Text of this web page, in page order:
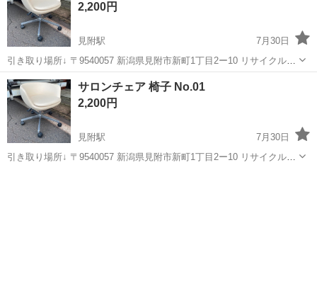
の通りいくつかダメージ...
2,200円
見附駅
7月30日
引き取り場所↓ 〒9540057 新潟県見附市新町1丁目2ー10 リサイクルシ
ョップみつけた！ ※アポ無しで来られても店舗にはない場合もござい
ますので購入前に必ずご連絡下さい。 店舗が休業日の場合は別場所に
引き取りのご案内を...
新潟 見附市 椅子
サロンチェア 椅子 No.01
2,200円
見附駅
7月30日
引き取り場所↓ 〒9540057 新潟県見附市新町1丁目2ー10 リサイクルシ